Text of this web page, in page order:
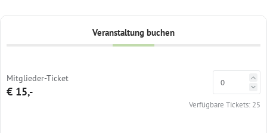
Veranstaltung buchen
Mitglieder-Ticket
€ 15,-
Verfügbare Tickets: 25